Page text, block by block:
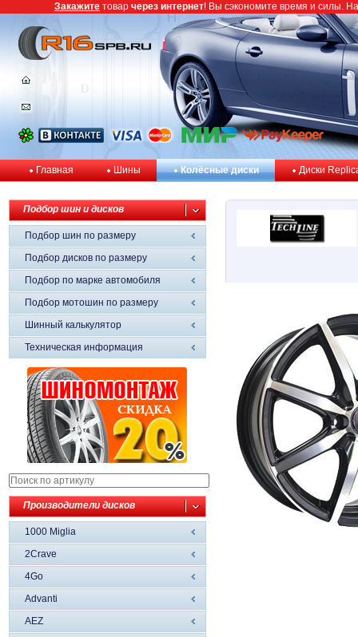
Главная Шины Колёсные диски Диски
Подбор шин и дисков
Подбор шин по размеру
Подбор дисков по размеру
Подбор по марке автомобиля
Подбор мотошин по размеру
Шинный калькулятор
Техническая информация
Производители дисков
1000 Miglia
2Crave
4Go
Advanti
AEZ
Закажите товар через интернет! Вы сэкономите время и силы.